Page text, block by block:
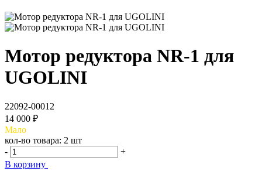
Мотор редуктора NR-1 для
UGOLINI
22092-00012
14 000 ₽
Мало
кол-во товара: 2 шт
-
+
В корзину